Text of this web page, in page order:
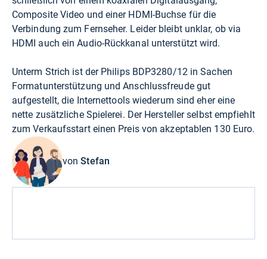
Composite Video und einer HDMI-Buchse für die
Verbindung zum Fernseher. Leider bleibt unklar, ob via
HDMI auch ein Audio-Rückkanal unterstützt wird.
Unterm Strich ist der Philips BDP3280/12 in Sachen
Formatunterstützung und Anschlussfreude gut
aufgestellt, die Internettools wiederum sind eher eine
nette zusätzliche Spielerei. Der Hersteller selbst empfiehlt
zum Verkaufsstart einen Preis von akzeptablen 130 Euro.
vonStefan